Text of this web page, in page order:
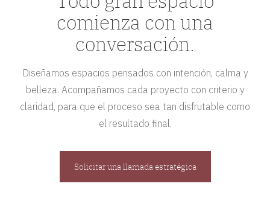
comienza con una
conversación.
Diseñamos espacios pensados con intención, calma y
belleza. Acompañamos cada proyecto con criterio y
claridad, para que el proceso sea tan disfrutable como
el resultado final.
Solicitar una llamada estratégica